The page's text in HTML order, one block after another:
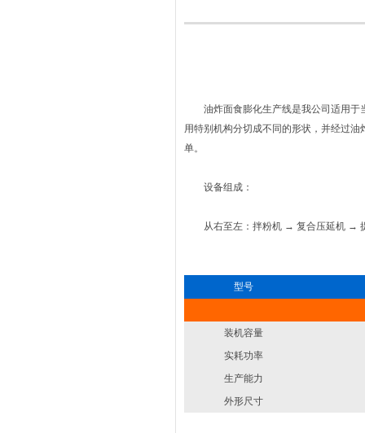
油炸面食膨化生产线是我公司适用于
用特别机构分切成不同的形状，并经过
单。
设备组成：
从右至左：拌粉机 → 复合压延机 →
型号
装机容量
实耗功率
生产能力
外形尺寸